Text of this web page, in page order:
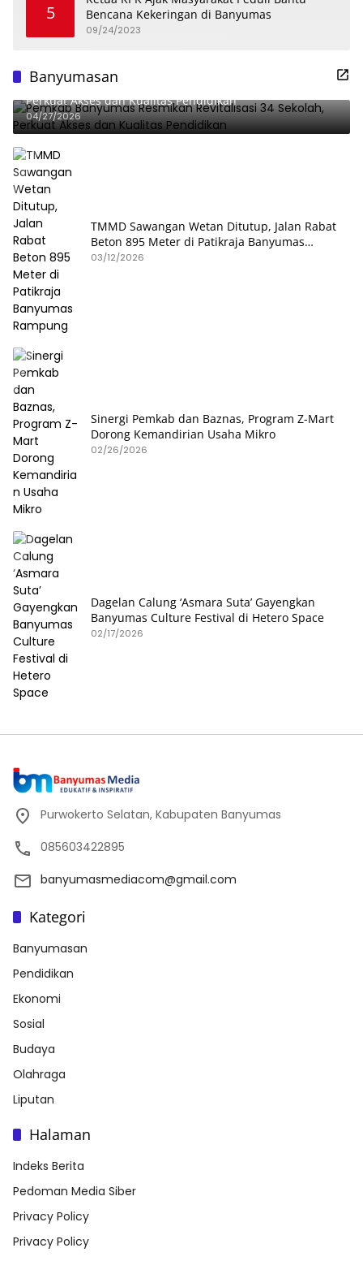
5
Bencana Kekeringan di Banyumas
09/24/2023
Banyumasan
Pemkab Banyumas Resmikan Revitalisasi 34 Sekolah,
Perkuat Akses dan Kualitas Pendidikan
04/27/2026
TMMD Sawangan Wetan Ditutup, Jalan Rabat
Beton 895 Meter di Patikraja Banyumas
Rampung
03/12/2026
Sinergi Pemkab dan Baznas, Program Z-Mart
Dorong Kemandirian Usaha Mikro
02/26/2026
Dagelan Calung ‘Asmara Suta’ Gayengkan
Banyumas Culture Festival di Hetero Space
02/17/2026
Purwokerto Selatan, Kabupaten Banyumas
085603422895
banyumasmediacom@gmail.com
Kategori
Banyumasan
Pendidikan
Ekonomi
Sosial
Budaya
Olahraga
Liputan
Halaman
Indeks Berita
Pedoman Media Siber
Privacy Policy
Privacy Policy